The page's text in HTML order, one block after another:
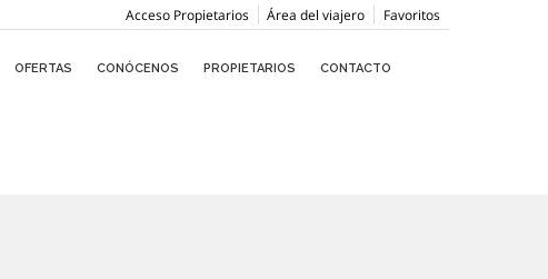
Favoritos
Área del viajero
Acceso Propietarios
OFERTAS CONÓCENOS PROPIETARIOS CONTACTO